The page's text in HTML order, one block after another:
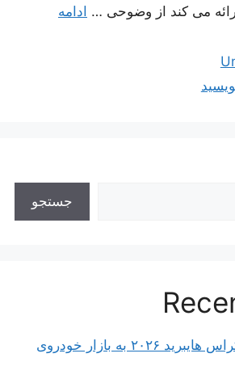
می کند از وضوحی … ادامه
جستجو
ورود تویوتا کرولا کراس هایبرید ۲۰۲۶ به بازار خودروی